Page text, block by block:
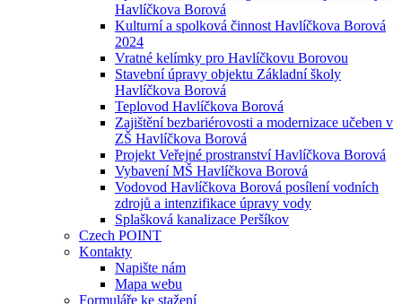
Havlíčkova Borová
Kulturní a spolková činnost Havlíčkova Borová
2024
Vratné kelímky pro Havlíčkovu Borovou
Stavební úpravy objektu Základní školy
Havlíčkova Borová
Teplovod Havlíčkova Borová
Zajištění bezbariérovosti a modernizace učeben v
ZŠ Havlíčkova Borová
Projekt Veřejné prostranství Havlíčkova Borová
Vybavení MŠ Havlíčkova Borová
Vodovod Havlíčkova Borová posílení vodních
zdrojů a intenzifikace úpravy vody
Splašková kanalizace Peršíkov
Czech POINT
Kontakty
Napište nám
Mapa webu
Formuláře ke stažení